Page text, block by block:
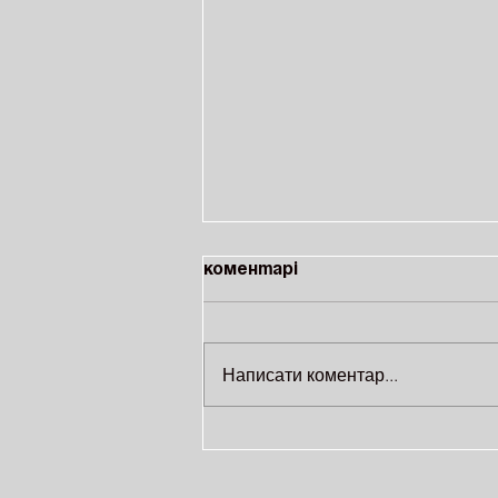
Коментарі
Написати коментар...